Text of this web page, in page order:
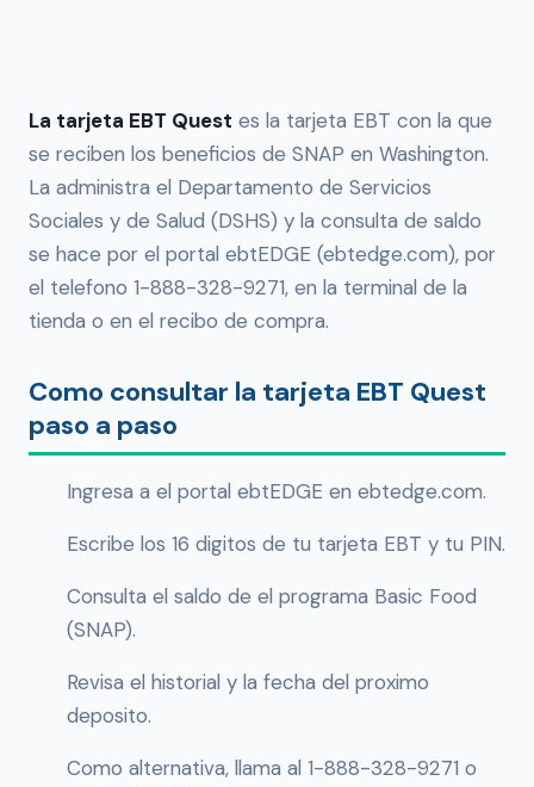
La tarjeta EBT Quest es la tarjeta EBT con la que
se reciben los beneficios de SNAP en Washington.
La administra el Departamento de Servicios
Sociales y de Salud (DSHS) y la consulta de saldo
se hace por el portal ebtEDGE (ebtedge.com), por
el telefono 1-888-328-9271, en la terminal de la
tienda o en el recibo de compra.
Como consultar la tarjeta EBT Quest
paso a paso
Ingresa a el portal ebtEDGE en ebtedge.com.
Escribe los 16 digitos de tu tarjeta EBT y tu PIN.
Consulta el saldo de el programa Basic Food
(SNAP).
Revisa el historial y la fecha del proximo
deposito.
Como alternativa, llama al 1-888-328-9271 o